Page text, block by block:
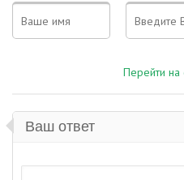
Перейти на
Ваш ответ